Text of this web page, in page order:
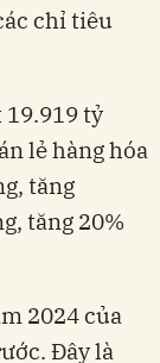
chỉ tiêu
19.919 tỷ
lẻ hàng hóa
tăng
tăng 20%
2024 của
Đây là